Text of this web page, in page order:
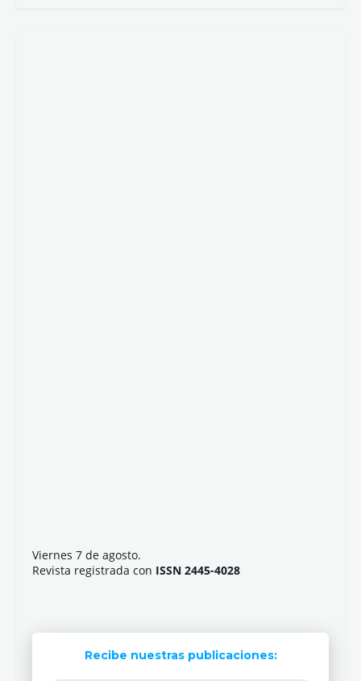
Viernes 7 de agosto.
Revista registrada con ISSN 2445-4028
Recibe nuestras publicaciones: